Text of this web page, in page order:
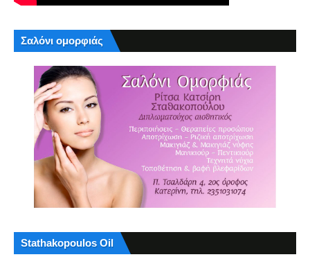
Σαλόνι ομορφιάς
Stathakopoulos Oil